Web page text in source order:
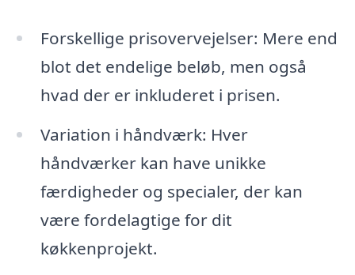
Forskellige prisovervejelser: Mere end
blot det endelige beløb, men også
hvad der er inkluderet i prisen.
Variation i håndværk: Hver
håndværker kan have unikke
færdigheder og specialer, der kan
være fordelagtige for dit
køkkenprojekt.